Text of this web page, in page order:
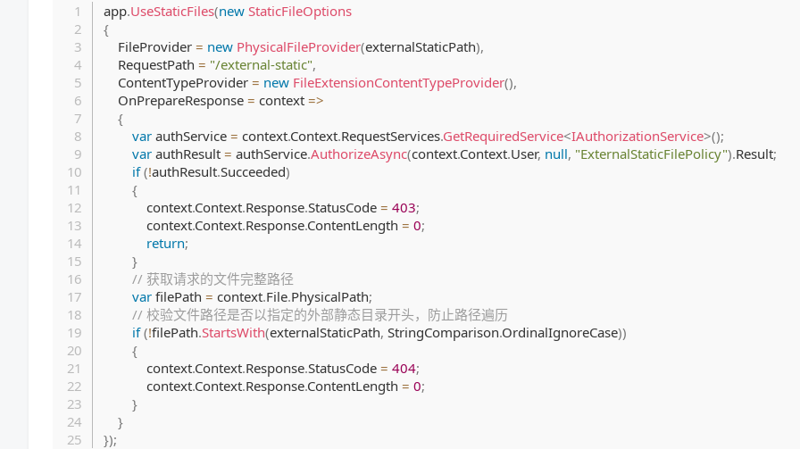
app.UseStaticFiles(new StaticFileOptions
{
    FileProvider
= new PhysicalFileProvider(externalStaticPath),
    RequestPath
= "/external-static",
    ContentTypeProvider
= new FileExtensionContentTypeProvider(),
    OnPrepareResponse
= context =>
{
var authService = context.Context.RequestServices.GetRequiredService<IAuthorizationService>();
var authResult = authService.AuthorizeAsync(context.Context.User, null, "ExternalStaticFilePolicy").Result;
if (!authResult.Succeeded)
{
            context
.Context.Response.StatusCode = 403;
            context
.Context.Response.ContentLength = 0;
return;
}
// 获取请求的文件完整路径
var filePath = context.File.PhysicalPath;
// 校验文件路径是否以指定的外部静态目录开头，防止路径遍历
if (!filePath.StartsWith(externalStaticPath, StringComparison.OrdinalIgnoreCase))
{
            context
.Context.Response.StatusCode = 404;
            context
.Context.Response.ContentLength = 0;
}
}
});